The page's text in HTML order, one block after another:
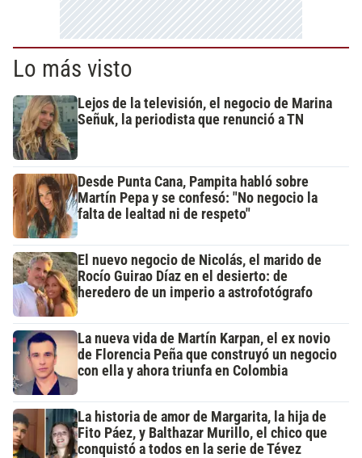
Lo más visto
Lejos de la televisión, el negocio de Marina
Señuk, la periodista que renunció a TN
Desde Punta Cana, Pampita habló sobre
Martín Pepa y se confesó: "No negocio la
falta de lealtad ni de respeto"
El nuevo negocio de Nicolás, el marido de
Rocío Guirao Díaz en el desierto: de
heredero de un imperio a astrofotógrafo
La nueva vida de Martín Karpan, el ex novio
de Florencia Peña que construyó un negocio
con ella y ahora triunfa en Colombia
La historia de amor de Margarita, la hija de
Fito Páez, y Balthazar Murillo, el chico que
conquistó a todos en la serie de Tévez